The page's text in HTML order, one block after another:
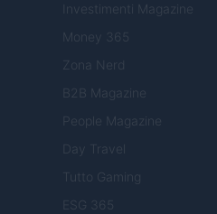
Investimenti Magazine
Money 365
Zona Nerd
B2B Magazine
People Magazine
Day Travel
Tutto Gaming
ESG 365